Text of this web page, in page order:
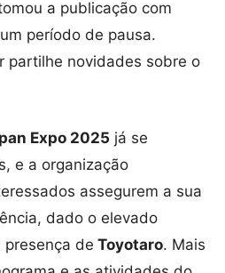
a publicação com
período de pausa.
partilhe novidades sobre o
Expo 2025 já se
e a organização
assegurem a sua
dado o elevado
presença de Toyotaro. Mais